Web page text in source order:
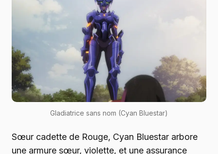
Gladiatrice sans nom (Cyan Bluestar)
Sœur cadette de Rouge, Cyan Bluestar arbore
une armure sœur, violette, et une assurance